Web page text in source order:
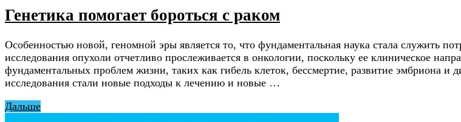
Генетика помогает бороться с раком
Особенностью новой, геномной эры является то, что фундаментальная наука стала служить
исследования опухоли отчетливо прослеживается в онкологии, поскольку ее клиническое
фундаментальных проблем жизни, таких как гибель клеток, бессмертие, развитие эмбриона
исследования стали новые подходы к лечению и новые …
Дальше